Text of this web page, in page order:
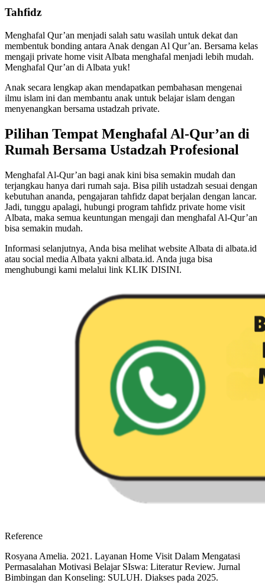
Tahfidz
Menghafal Qur’an menjadi salah satu wasilah untuk dekat dan
membentuk bonding antara Anak dengan Al Qur’an. Bersama kelas
mengaji private home visit Albata menghafal menjadi lebih mudah.
Menghafal Qur’an di Albata yuk!
Anak secara lengkap akan mendapatkan pembahasan mengenai
ilmu islam ini dan membantu anak untuk belajar islam dengan
menyenangkan bersama ustadzah private.
Pilihan Tempat Menghafal Al-Qur’an di
Rumah Bersama Ustadzah Profesional
Menghafal Al-Qur’an bagi anak kini bisa semakin mudah dan
terjangkau hanya dari rumah saja. Bisa pilih ustadzah sesuai dengan
kebutuhan ananda, pengajaran tahfidz dapat berjalan dengan lancar.
Jadi, tunggu apalagi, hubungi program tahfidz private home visit
Albata, maka semua keuntungan mengaji dan menghafal Al-Qur’an
bisa semakin mudah.
Informasi selanjutnya, Anda bisa melihat website Albata di albata.id
atau social media Albata yakni albata.id. Anda juga bisa
menghubungi kami melalui link KLIK DISINI.
Reference
Rosyana Amelia. 2021. Layanan Home Visit Dalam Mengatasi
Permasalahan Motivasi Belajar SIswa: Literatur Review. Jurnal
Bimbingan dan Konseling: SULUH. Diakses pada 2025.